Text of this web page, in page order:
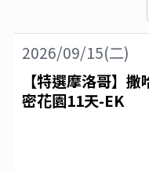
2026/09/15(二)
【特選摩洛哥】
密花園11天-EK